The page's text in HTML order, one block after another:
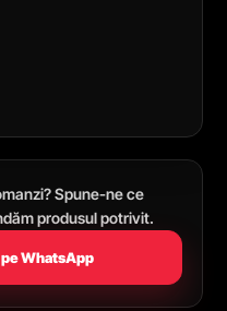
Spune-ne ce
produsul potrivit.
WhatsApp